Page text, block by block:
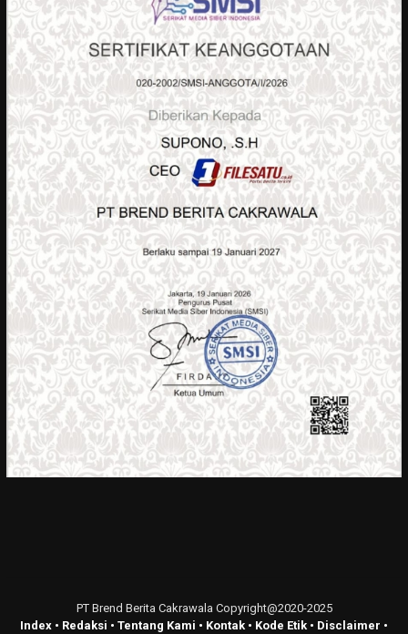
PT Brend Berita Cakrawala Copyright@2020-2025
Index • Redaksi • Tentang Kami • Kontak • Kode Etik • Disclaimer •